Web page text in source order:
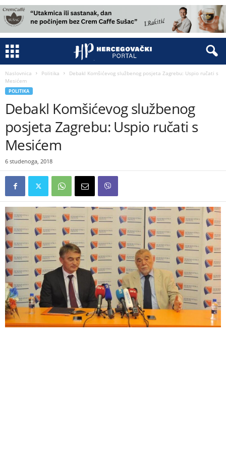
Naslovnica Politika
Debakl Komšićevog službenog posjeta Zagrebu: Uspio ručati s
Mesićem
POLITIKA
Debakl Komšićevog službenog
posjeta Zagrebu: Uspio ručati s
Mesićem
6 studenoga, 2018